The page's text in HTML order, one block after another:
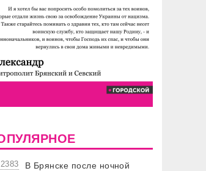
2383
В Брянске после ночной